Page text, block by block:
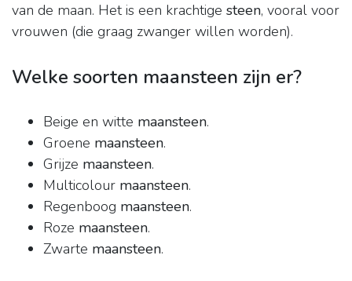
van de maan. Het is een krachtige steen, vooral voor
vrouwen (die graag zwanger willen worden).
Welke soorten maansteen zijn er?
Beige en witte maansteen.
Groene maansteen.
Grijze maansteen.
Multicolour maansteen.
Regenboog maansteen.
Roze maansteen.
Zwarte maansteen.